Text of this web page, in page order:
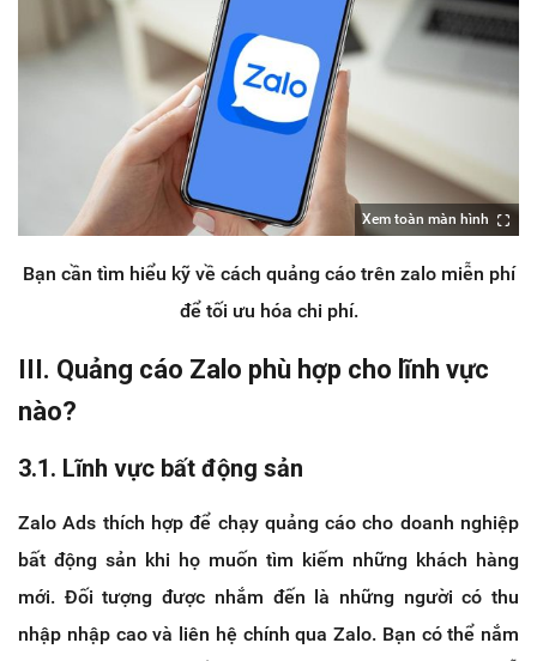
Xem toàn màn hình
Bạn cần tìm hiểu kỹ về cách quảng cáo trên zalo miễn phí
để tối ưu hóa chi phí.
III. Quảng cáo Zalo phù hợp cho lĩnh vực
nào?
3.1. Lĩnh vực bất động sản
Zalo Ads thích hợp để chạy quảng cáo cho doanh nghiệp
bất động sản khi họ muốn tìm kiếm những khách hàng
mới. Đối tượng được nhắm đến là những người có thu
nhập nhập cao và liên hệ chính qua Zalo. Bạn có thể nắm